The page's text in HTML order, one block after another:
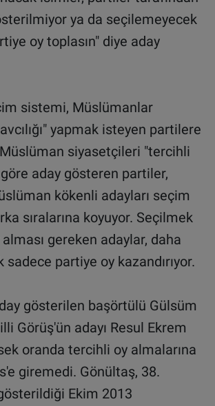
ya da seçilemeyecek
oy toplasın" diye aday
sistemi, Müslümanlar
yapmak isteyen partilere
Müslüman siyasetçileri "tercihli
aday gösteren partiler,
kökenli adayları seçim
sıralarına koyuyor. Seçilmek
gereken adaylar, daha
sadece partiye oy kazandırıyor.
gösterilen başörtülü Gülsüm
Görüş'ün adayı Resul Ekrem
oranda tercihli oy almalarına
giremedi. Gönültaş, 38.
Ekim 2013